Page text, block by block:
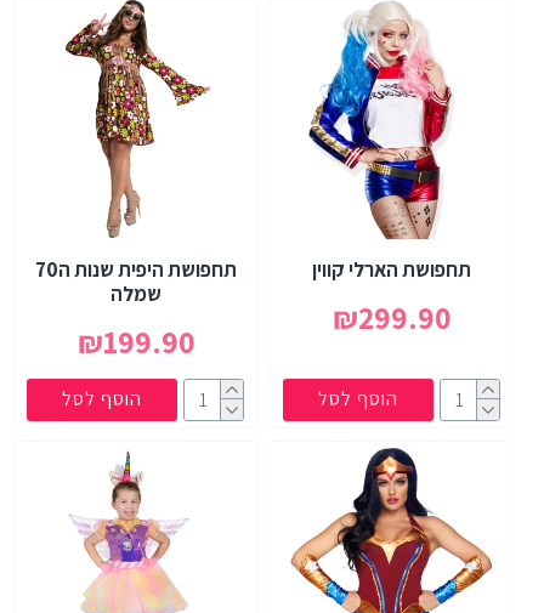
תחפושת הארלי קווין
₪299.90
הוסף לסל
תחפושת היפית שנות ה70
שמלה
₪199.90
הוסף לסל